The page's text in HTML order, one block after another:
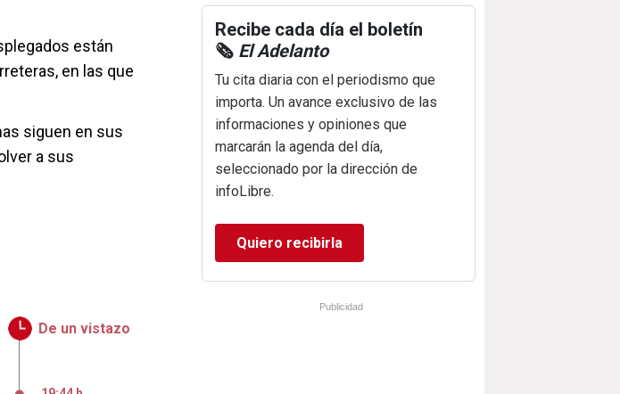
están
en las que
siguen en sus
a sus
De un vistazo
Recibe cada día el boletín
🗞️ El Adelanto
Tu cita diaria con el periodismo que
importa. Un avance exclusivo de las
informaciones y opiniones que
marcarán la agenda del día,
seleccionado por la dirección de
infoLibre.
Quiero recibirla
Publicidad